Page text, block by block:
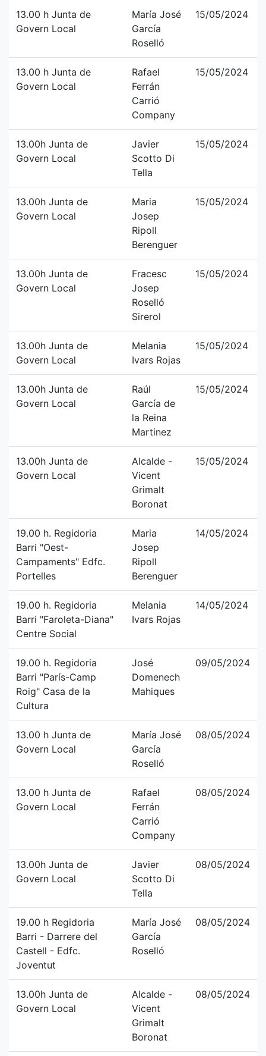
13.00 h Junta de
Govern Local
María José
García
Roselló
15/05/2024
13.00 h Junta de
Govern Local
Rafael
Ferrán
Carrió
Company
15/05/2024
13.00h Junta de
Govern Local
Javier
Scotto Di
Tella
15/05/2024
13.00h Junta de
Govern Local
Maria
Josep
Ripoll
Berenguer
15/05/2024
13.00h Junta de
Govern Local
Fracesc
Josep
Roselló
Sirerol
15/05/2024
13.00h Junta de
Govern Local
Melania
Ivars Rojas
15/05/2024
13.00h Junta de
Govern Local
Raúl
García de
la Reina
Martinez
15/05/2024
13.00h Junta de
Govern Local
Alcalde -
Vicent
Grimalt
Boronat
15/05/2024
19.00 h. Regidoria
Barri "Oest-
Campaments" Edfc.
Portelles
Maria
Josep
Ripoll
Berenguer
14/05/2024
19.00 h. Regidoria
Barri "Faroleta-Diana"
Centre Social
Melania
Ivars Rojas
14/05/2024
19.00 h. Regidoria
Barri "París-Camp
Roig" Casa de la
Cultura
José
Domenech
Mahiques
09/05/2024
13.00 h Junta de
Govern Local
María José
García
Roselló
08/05/2024
13.00 h Junta de
Govern Local
Rafael
Ferrán
Carrió
Company
08/05/2024
13.00h Junta de
Govern Local
Javier
Scotto Di
Tella
08/05/2024
19.00 h Regidoria
Barri - Darrere del
Castell - Edfc.
Joventut
María José
García
Roselló
08/05/2024
13.00h Junta de
Govern Local
Alcalde -
Vicent
Grimalt
Boronat
08/05/2024